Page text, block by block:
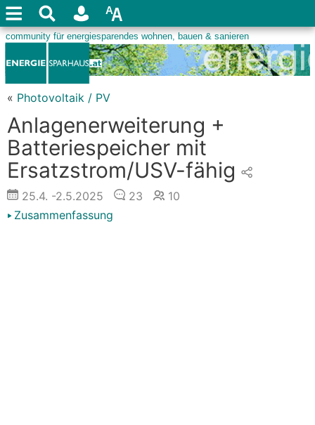
« Photovoltaik / PV
Anlagenerweiterung +
Batteriespeicher mit
Ersatzstrom/USV-fähig
25.4. -2.5.2025 23
10
Zusammenfassung